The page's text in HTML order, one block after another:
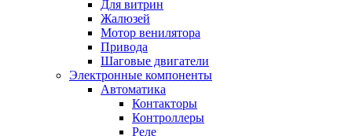
Для витрин
Жалюзей
Мотор венилятора
Привода
Шаговые двигатели
Электронные компоненты
Автоматика
Контакторы
Контроллеры
Реле